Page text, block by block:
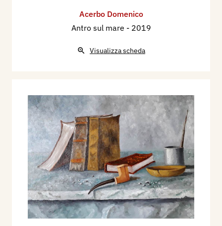
Acerbo Domenico
Antro sul mare - 2019
Visualizza scheda